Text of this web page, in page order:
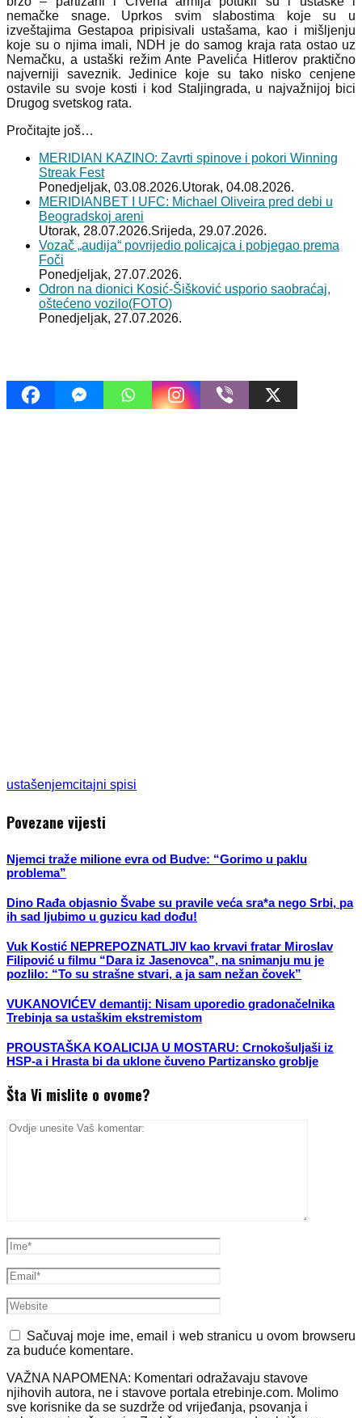
nemačke snage. Uprkos svim slabostima koje su u
izveštajima Gestapoa pripisivali ustašama, kao i mišljenju
koje su o njima imali, NDH je do samog kraja rata ostao uz
Nemačku, a ustaški režim Ante Pavelića Hitlerov praktično
najverniji saveznik. Jedinice koje su tako nisko cenjene
ostavile su svoje kosti i kod Staljingrada, u najvažnijoj bici
Drugog svetskog rata.
Pročitajte još…
MERIDIAN KAZINO: Zavrti spinove i pokori Winning
Streak Fest
Ponedjeljak, 03.08.2026.Utorak, 04.08.2026.
MERIDIANBET I UFC: Michael Oliveira pred debi u
Beogradskoj areni
Utorak, 28.07.2026.Srijeda, 29.07.2026.
Vozač „audija“ povrijedio policajca i pobjegao prema
Foči
Ponedjeljak, 27.07.2026.
Odron na dionici Kosić-Šišković usporio saobraćaj,
oštećeno vozilo(FOTO)
Ponedjeljak, 27.07.2026.
ustašenjemcitajni spisi
Povezane vijesti
Njemci traže milione evra od Budve: “Gorimo u paklu
problema”
Dino Rađa objasnio Švabe su pravile veća sra*a nego Srbi, pa
ih sad ljubimo u guzicu kad dođu!
Vuk Kostić NEPREPOZNATLJIV kao krvavi fratar Miroslav
Filipović u filmu “Dara iz Jasenovca”, na snimanju mu je
pozlilo: “To su strašne stvari, a ja sam nežan čovek”
VUKANOVIĆEV demantij: Nisam uporedio gradonačelnika
Trebinja sa ustaškim ekstremistom
PROUSTAŠKA KOALICIJA U MOSTARU: Crnokošuljaši iz
HSP-a i Hrasta bi da uklone čuveno Partizansko groblje
Šta Vi mislite o ovome?
Sačuvaj moje ime, email i web stranicu u ovom browseru
za buduće komentare.
VAŽNA NAPOMENA: Komentari odražavaju stavove
njihovih autora, ne i stavove portala etrebinje.com. Molimo
sve korisnike da se suzdrže od vrijeđanja, psovanja i